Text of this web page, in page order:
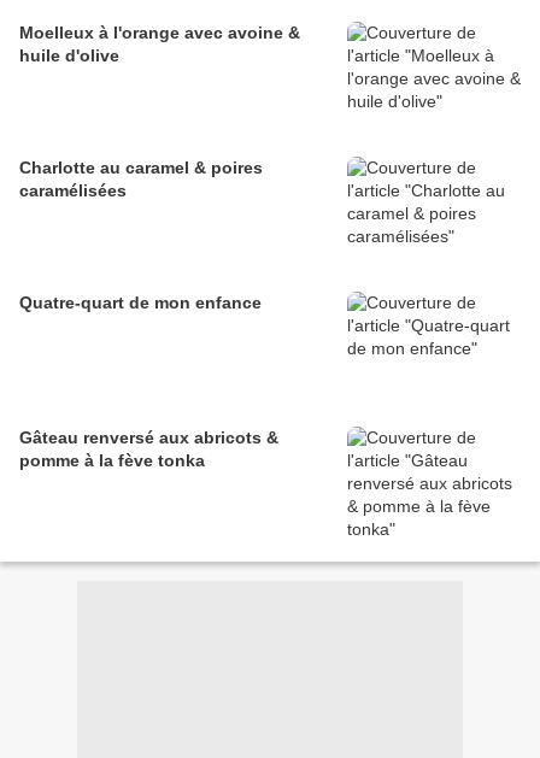
Moelleux à l'orange avec avoine &
huile d'olive
Charlotte au caramel & poires
caramélisées
Quatre-quart de mon enfance
Gâteau renversé aux abricots &
pomme à la fève tonka